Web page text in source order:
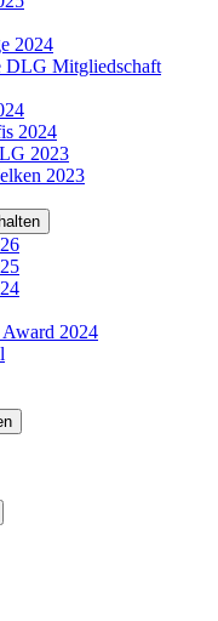
2024
DLG Mitgliedschaft
2024
2023
2023
2024